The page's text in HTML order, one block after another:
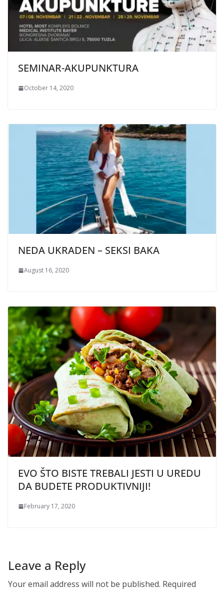
SEMINAR-AKUPUNKTURA
October 14, 2020
NEDA UKRADEN – SEKSI BAKA
August 16, 2020
EVO ŠTO BISTE TREBALI JESTI U UREDU
DA BUDETE PRODUKTIVNIJI!
February 17, 2020
Leave a Reply
Your email address will not be published. Required